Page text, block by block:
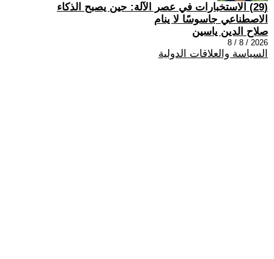
(29) الاستخبارات في عصر الآلة: حين يصبح الذكاء
الاصطناعي جاسوسًا لا ينام
صلاح الدين ياسين
2026 / 8 / 8
السياسة والعلاقات الدولية